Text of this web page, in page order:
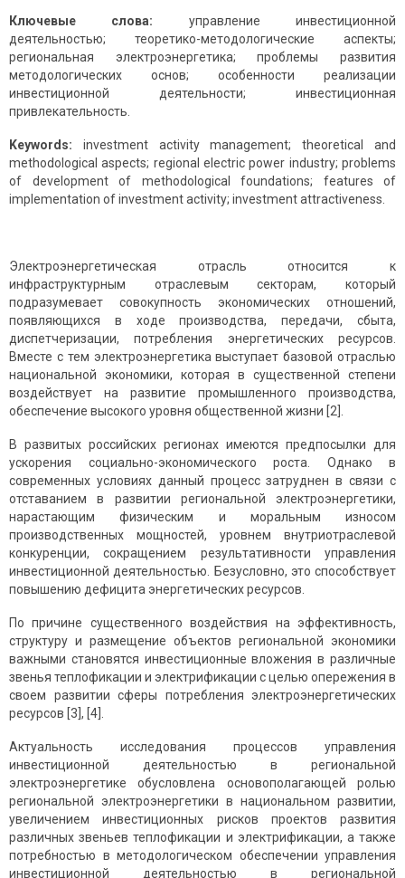
Ключевые слова: управление инвестиционной
деятельностью; теоретико-методологические аспекты;
региональная электроэнергетика; проблемы развития
методологических основ; особенности реализации
инвестиционной деятельности; инвестиционная
привлекательность.
Keywords: investment activity management; theoretical and
methodological aspects; regional electric power industry; problems
of development of methodological foundations; features of
implementation of investment activity; investment attractiveness.
Электроэнергетическая отрасль относится к
инфраструктурным отраслевым секторам, который
подразумевает совокупность экономических отношений,
появляющихся в ходе производства, передачи, сбыта,
диспетчеризации, потребления энергетических ресурсов.
Вместе с тем электроэнергетика выступает базовой отраслью
национальной экономики, которая в существенной степени
воздействует на развитие промышленного производства,
обеспечение высокого уровня общественной жизни [2].
В развитых российских регионах имеются предпосылки для
ускорения социально-экономического роста. Однако в
современных условиях данный процесс затруднен в связи с
отставанием в развитии региональной электроэнергетики,
нарастающим физическим и моральным износом
производственных мощностей, уровнем внутриотраслевой
конкуренции, сокращением результативности управления
инвестиционной деятельностью. Безусловно, это способствует
повышению дефицита энергетических ресурсов.
По причине существенного воздействия на эффективность,
структуру и размещение объектов региональной экономики
важными становятся инвестиционные вложения в различные
звенья теплофикации и электрификации с целью опережения в
своем развитии сферы потребления электроэнергетических
ресурсов [3], [4].
Актуальность исследования процессов управления
инвестиционной деятельностью в региональной
электроэнергетике обусловлена основополагающей ролью
региональной электроэнергетики в национальном развитии,
увеличением инвестиционных рисков проектов развития
различных звеньев теплофикации и электрификации, а также
потребностью в методологическом обеспечении управления
инвестиционной деятельностью в региональной